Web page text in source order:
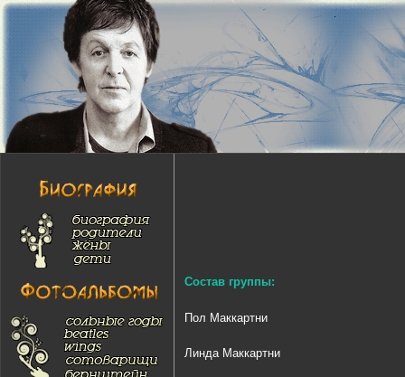
Состав группы:
Пол Маккартни
Линда Маккартни